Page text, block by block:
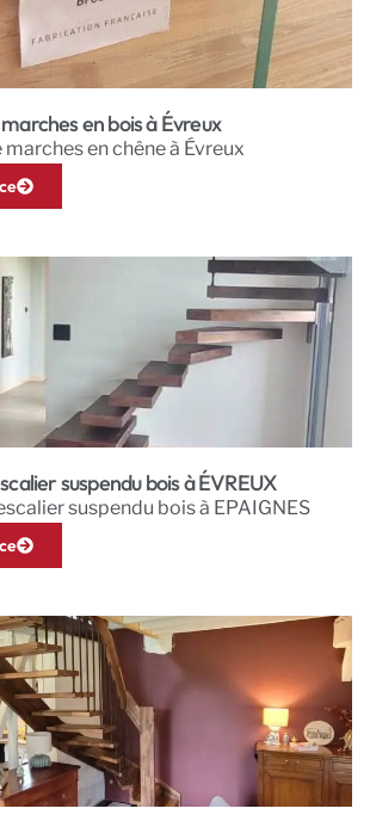
en bois à Évreux
marches en chêne à Évreux
suspendu bois à ÉVREUX
suspendu bois à EPAIGNES